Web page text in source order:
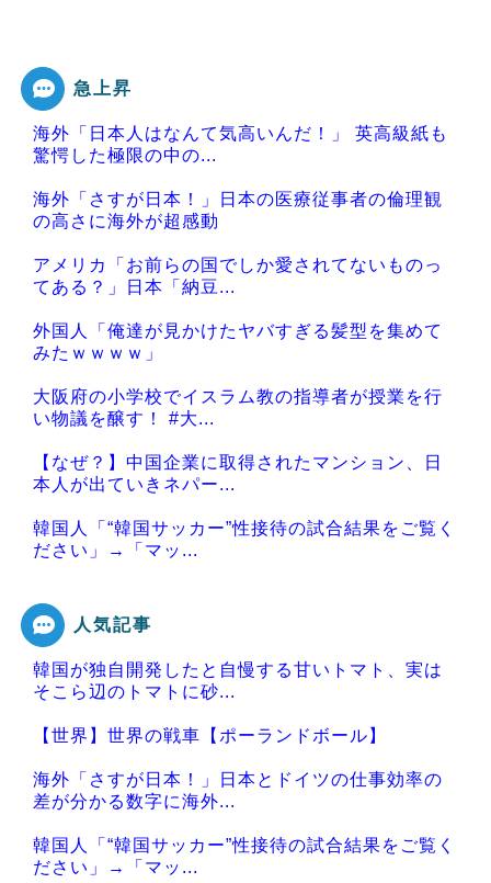
急上昇
海外「日本人はなんて気高いんだ！」 英高級紙も
驚愕した極限の中の...
海外「さすが日本！」日本の医療従事者の倫理観
の高さに海外が超感動
アメリカ「お前らの国でしか愛されてないものっ
てある？」日本「納豆...
外国人「俺達が見かけたヤバすぎる髪型を集めて
みたｗｗｗｗ」
大阪府の小学校でイスラム教の指導者が授業を行
い物議を醸す！ #大...
【なぜ？】中国企業に取得されたマンション、日
本人が出ていきネパー...
韓国人「“韓国サッカー”性接待の試合結果をご覧く
ださい」→「マッ...
Powered by livedoor 相互RSS
人気記事
韓国が独自開発したと自慢する甘いトマト、実は
そこら辺のトマトに砂...
【世界】世界の戦車【ポーランドボール】
海外「さすが日本！」日本とドイツの仕事効率の
差が分かる数字に海外...
韓国人「“韓国サッカー”性接待の試合結果をご覧く
ださい」→「マッ...